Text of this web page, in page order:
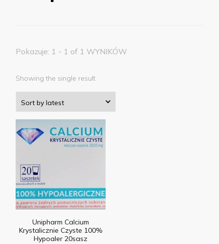
Pokazuje: 1 - 1 of 1 WYNIKÓW
Showing the single result
Unipharm Calcium
Krystalicznie Czyste 100%
Hypoaler 20sasz